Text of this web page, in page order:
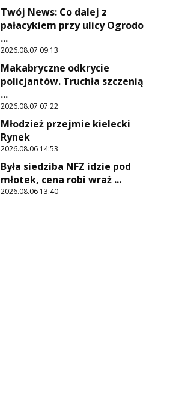
Twój News: Co dalej z
pałacykiem przy ulicy Ogrodo
...
2026.08.07 09:13
Makabryczne odkrycie
policjantów. Truchła szczenią
...
2026.08.07 07:22
Młodzież przejmie kielecki
Rynek
2026.08.06 14:53
Była siedziba NFZ idzie pod
młotek, cena robi wraż ...
2026.08.06 13:40